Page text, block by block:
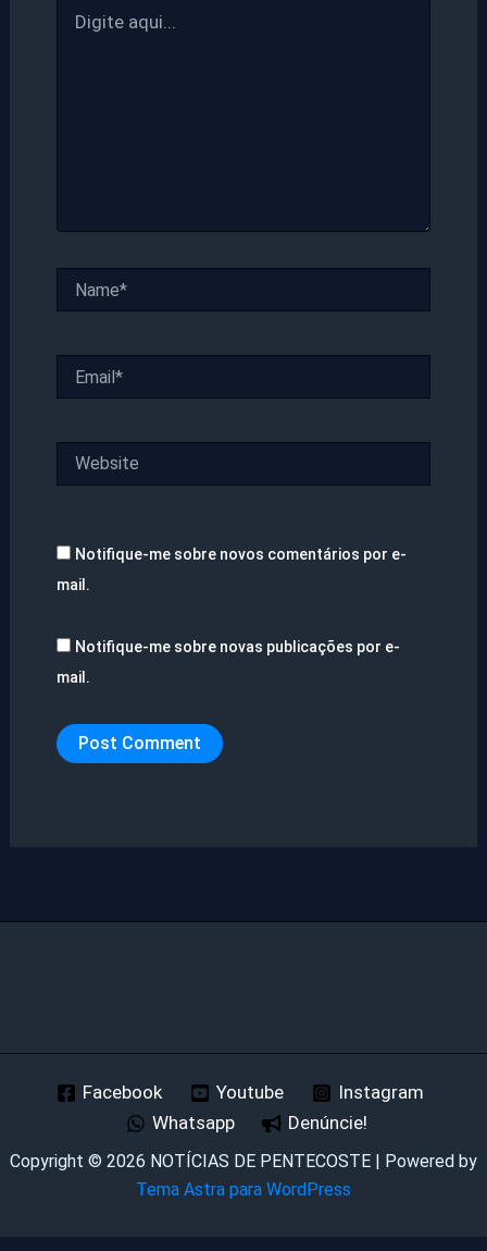
aqui...
Notifique-me sobre novos comentários por e-
mail.
Notifique-me sobre novas publicações por e-
mail.
Facebook Youtube
Instagram
Whatsapp
Denúncie!
Copyright © 2026 NOTÍCIAS DE PENTECOSTE | Powered by
Tema Astra para WordPress